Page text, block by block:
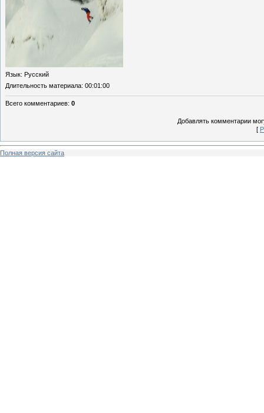
Язык: Русский
Длительность материала: 00:01:00
Всего комментариев: 0
Добавлять комментарии
[
Полная версия сайта